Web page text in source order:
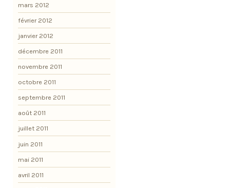
mars 2012
février 2012
janvier 2012
décembre 2011
novembre 2011
octobre 2011
septembre 2011
août 2011
juillet 2011
juin 2011
mai 2011
avril 2011